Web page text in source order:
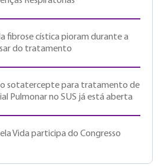
fibrose cística pioram durante a
do tratamento
sotatercepte para tratamento de
Pulmonar no SUS já está aberta
Vida participa do Congresso